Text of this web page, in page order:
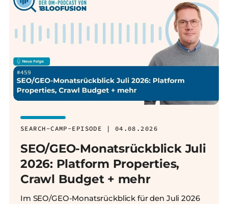
SEARCH-CAMP-EPISODE | 04.08.2026
SEO/GEO-Monatsrückblick Juli
2026: Platform Properties,
Crawl Budget + mehr
Im SEO/GEO-Monatsrückblick für den Juli 2026